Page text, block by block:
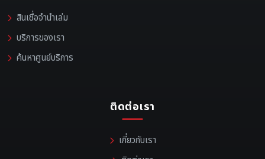
สินเชื่อจำนำเล่ม
บริการของเรา
ค้นหาศูนย์บริการ
ติดต่อเรา
เกี่ยวกับเรา